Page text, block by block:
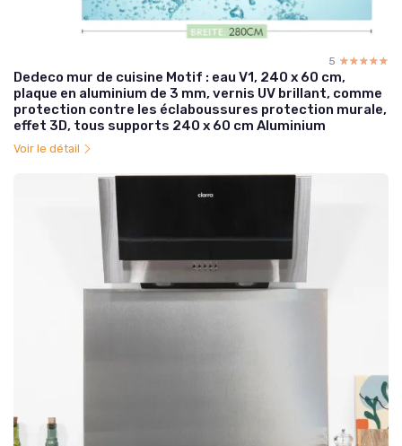
5 ☆☆☆☆☆
★★★★★
Dedeco mur de cuisine Motif : eau V1, 240 x 60 cm,
plaque en aluminium de 3 mm, vernis UV brillant, comme
protection contre les éclaboussures protection murale,
effet 3D, tous supports 240 x 60 cm Aluminium
Voir le détail